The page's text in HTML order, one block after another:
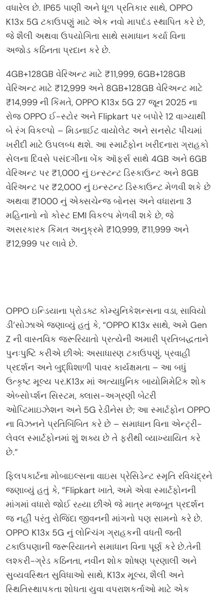
વધારેલ છે. IP65 પાણી અને ધૂળ પ્રતિકાર સાથે, OPPO
K13x 5G ટકાઉપણું માટે એક નવો માપદંડ સ્થાપિત કરે છે,
જે શૈલી અથવા ઉપયોગિતા સાથે સમાધાન કર્યા વિના
અજોડ કઠિનતા પ્રદાન કરે છે.
4GB+128GB વેરિઅન્ટ માટે ₹11,999, 6GB+128GB
વેરિઅન્ટ માટે ₹12,999 અને 8GB+128GB વેરિઅન્ટ માટે
₹14,999 ની કિંમતે, OPPO K13x 5G 27 જૂન 2025 ના
રોજ OPPO ઈ-સ્ટોર અને Flipkart પર બપોરે 12 વાગ્યાથી
બે રંગ વિકલ્પો – મિડનાઈટ વાયોલેટ અને સનસેટ પીચમાં
ખરીદી માટે ઉપલબ્ધ થશે. આ સ્માર્ટફોન ખરીદનારા ગ્રાહકો
સેલના દિવસે પસંદગીના બેંક ઑફર્સ સાથે 4GB અને 6GB
વેરિઅન્ટ પર ₹1,000 નું ઇન્સ્ટન્ટ ડિસ્કાઉન્ટ અને 8GB
વેરિઅન્ટ પર ₹2,000 નું ઇન્સ્ટન્ટ ડિસ્કાઉન્ટ મેળવી શકે છે
અથવા ₹1000 નું એક્સચેન્જ બોનસ અને વધારાના 3
મહિનાનો નો કોસ્ટ EMI વિકલ્પ મેળવી શકે છે, જે
અસરકારક કિંમત અનુક્રમે ₹10,999, ₹11,999 અને
₹12,999 પર લાવે છે.
OPPO ઇન્ડિયાના પ્રોડક્ટ કોમ્યુનિકેશન્સના વડા, સાવિયો
ડી’સોઝાએ જણાવ્યું હતું કે, “OPPO K13x સાથે, અમે Gen
Z ની વાસ્તવિક જરૂરિયાતો પ્રત્યેની અમારી પ્રતિબદ્ધતાને
પુનઃપુષ્ટિ કરીએ છીએ: અસાધારણ ટકાઉપણું, પ્રવાહી
પ્રદર્શન અને બુદ્ધિશાળી પાવર કાર્યક્ષમતા – આ બધું
ઉત્કૃષ્ટ મૂલ્ય પર.K13x માં અત્યાધુનિક બાયોમિમેટિક શોક
એબ્સોર્પ્શન સિસ્ટમ, ક્લાસ-અગ્રણી બેટરી
ઓપ્ટિમાઇઝેશન અને 5G રેડીનેસ છે; આ સ્માર્ટફોન OPPO
ના વિઝનને પ્રતિબિંબિત કરે છે – સમાધાન વિના એન્ટ્રી-
લેવલ સ્માર્ટફોનમાં શું શક્ય છે તે ફરીથી વ્યાખ્યાયિત કરે
છે.”
ફ્લિપકાર્ટના મોબાઇલ્સના વાઇસ પ્રેસિડેન્ટ સ્મૃતિ રવિચંદ્રને
જણાવ્યું હતું કે, “Flipkart ખાતે, અમે એવા સ્માર્ટફોનની
માંગમાં વધારો જોઈ રહ્યા છીએ જે માત્ર મજબૂત પ્રદર્શન
જ નહીં પરંતુ રોજિંદા જીવનની માંગનો પણ સામનો કરે છે.
OPPO K13x 5G નું લોન્ચિંગ ગ્રાહકની વધતી જતી
ટકાઉપણાની જરૂરિયાતને સમાધાન વિના પૂર્ણ કરે છે.તેની
લશ્કરી-ગ્રેડ કઠિનતા, નવીન શોક શોષણ પ્રણાલી અને
સુવ્યવસ્થિત સુવિધાઓ સાથે, K13x મૂલ્ય, શૈલી અને
સ્થિતિસ્થાપકતા શોધતા યુવા વપરાશકર્તાઓ માટે એક